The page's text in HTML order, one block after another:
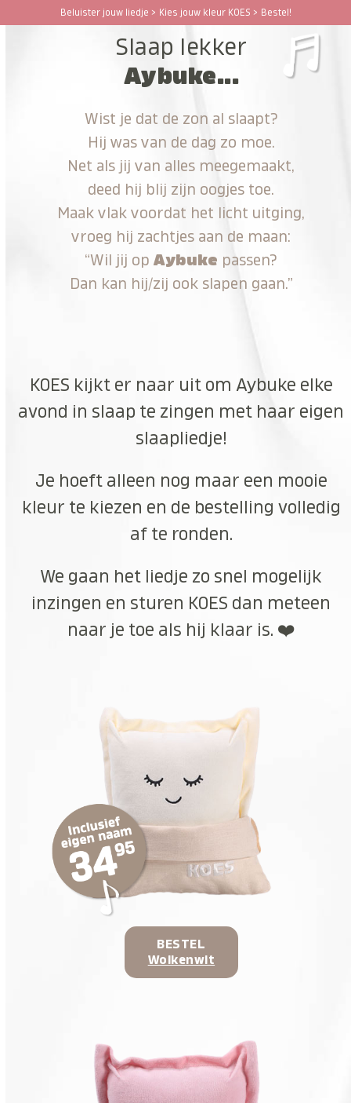
Beluister jouw liedje > Kies jouw kleur KOES > Bestel!
Open
Close
Slaap lekker
Aybuke...
Wist je dat de zon al slaapt?
Hij was van de dag zo moe.
Net als jij van alles meegemaakt,
deed hij blij zijn oogjes toe.
Maak vlak voordat het licht uitging,
vroeg hij zachtjes aan de maan:
“Wil jij opAybuke passen?
Dan kan hij/zij ook slapen gaan.”
KOES kijkt er naar uit om Aybuke elke
avond in slaap te zingen met haar eigen
slaapliedje!
Je hoeft alleen nog maar een mooie
kleur te kiezen en de bestelling volledig
af te ronden.
We gaan het liedje zo snel mogelijk
inzingen en sturen KOES dan meteen
naar je toe als hij klaar is. ❤️
BESTEL
Wolkenwit